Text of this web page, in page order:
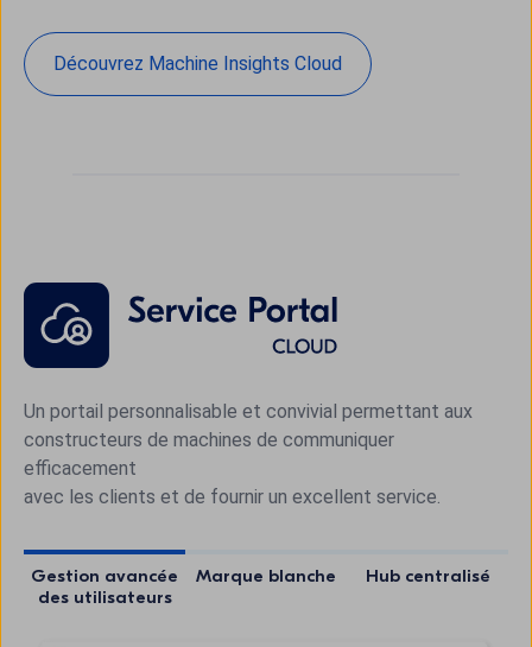
Découvrez Machine Insights Cloud
Un portail personnalisable et convivial permettant aux
constructeurs de machines de communiquer
efficacement
avec les clients et de fournir un excellent service.
Gestion avancée
des utilisateurs
Marque blanche Hub centralisé